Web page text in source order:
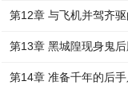
第12章 与飞机并驾齐
第13章 黑城隍现身鬼
第14章 准备千年的后